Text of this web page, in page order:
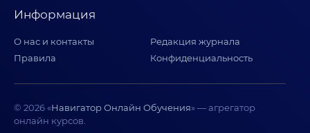
Информация
О нас и контакты
Редакция журнала
Правила
Конфиденциальность
© 2026 «Навигатор Онлайн Обучения» — агрегатор
онлайн курсов.